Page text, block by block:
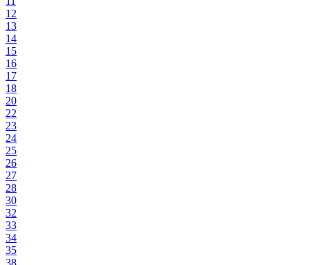
12
13
14
15
16
17
18
20
22
23
24
25
26
27
28
30
32
33
34
35
38